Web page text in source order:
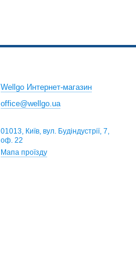
Wellgo Интернет-магазин
office@wellgo.ua
01013, Київ, вул. Будіндустрії, 7,
оф. 22
Мапа проїзду